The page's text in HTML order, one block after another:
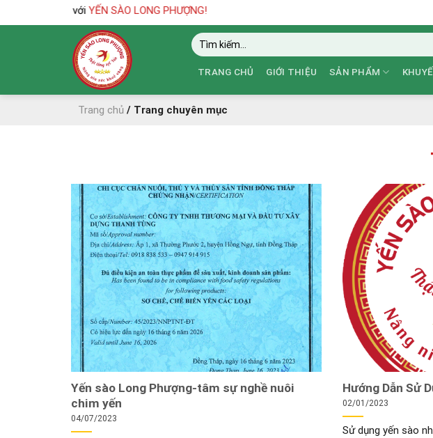
to
YẾN SÀO LONG PHƯỢNG!
Tìm
kiếm:
TRANG CHỦ
GIỚI THIỆU SẢN PHẨM
Trang chủ / Trang chuyên mục
Yến sào Long Phượng-tâm sự nghề nuôi
chim yến
04/07/2023
Hướng Dẫn Sử
02/01/2023
Sử dụng yến sào